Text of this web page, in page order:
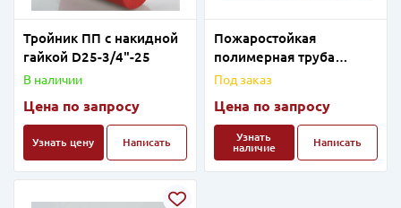
Тройник ПП с накидной
гайкой D25-3/4"-25
В наличии
Цена по запросу
Узнать цену Написать
Пожаростойкая
полимерная труба
AntiFireFireCup D40
Под заказ
Цена по запросу
Узнать
наличие
Написать